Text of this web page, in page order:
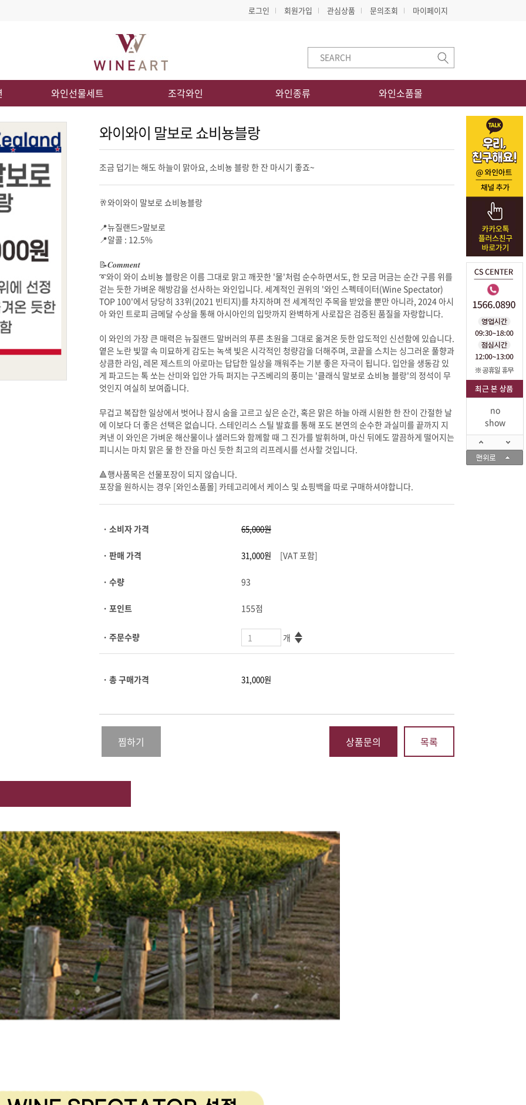
로그인 회원가입 관심상품 문의조회 마이페이지
no
show
와인선물세트 조각와인 와인종류 와인소품몰
와이와이 말보로 쇼비뇽블랑
조금 덥기는 해도 하늘이 맑아요, 소비뇽 블랑 한 잔 마시기 좋죠~
🥂와이와이 말보로 쇼비뇽블랑
📍뉴질랜드>말보로
📍알콜 : 12.5%
📝𝑪𝒐𝒎𝒎𝒆𝒏𝒕
아 와인 트로피 금메달 수상을 통해 아시아인의 입맛까지 완벽하게 사로잡은 검증된 품질을 자랑합니다.
엇인지 여실히 보여줍니다.
피니시는 마치 맑은 물 한 잔을 마신 듯한 최고의 리프레시를 선사할 것입니다.
🔺행사품목은 선물포장이 되지 않습니다.
포장을 원하시는 경우 [와인소품몰] 카테고리에서 케이스 및 쇼핑백을 따로 구매하셔야합니다.
· 소비자 가격
· 판매 가격 [VAT 포함]
· 수량 93
· 포인트 155점
· 주문수량 개
· 총 구매가격
상품문의
찜하기 목록